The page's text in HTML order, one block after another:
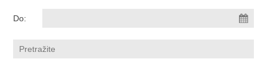
Do: